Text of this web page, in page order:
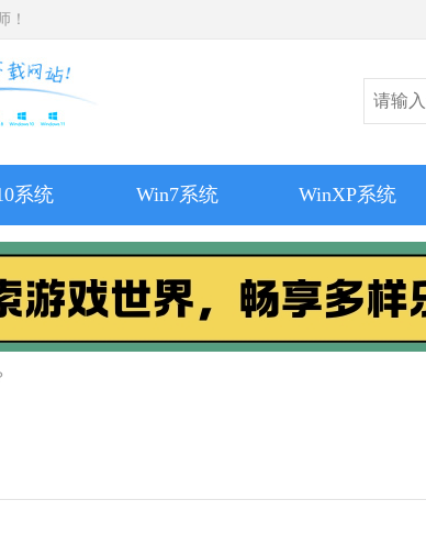
！
系统 Win7系统 WinXP系统